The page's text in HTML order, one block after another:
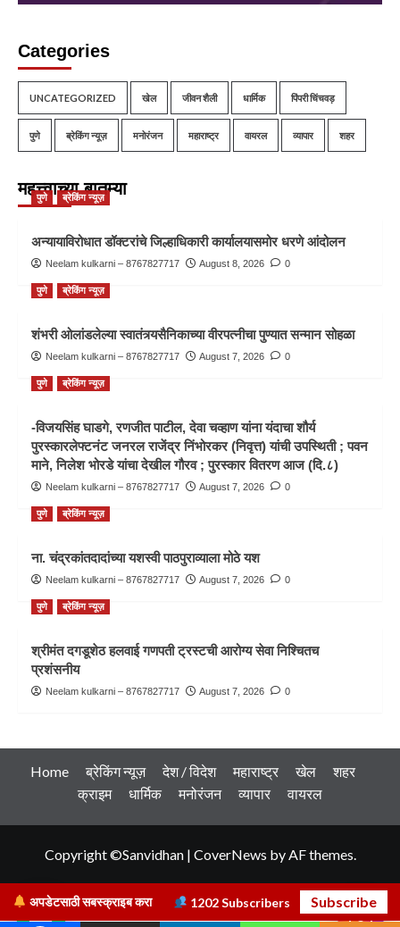
Categories
UNCATEGORIZED खेल जीवन शैली धार्मिक पिंपरी चिंचवड़
पुणे ब्रेकिंग न्यूज़ मनोरंजन महाराष्ट्र वायरल व्यापार शहर
महत्त्वाच्या बातम्या
पुणे ब्रेकिंग न्यूज़
अन्यायाविरोधात डॉक्टरांचे जिल्हाधिकारी कार्यालयासमोर धरणे आंदोलन
Neelam kulkarni – 8767827717 August 8, 2026 0
पुणे ब्रेकिंग न्यूज़
शंभरी ओलांडलेल्या स्वातंत्र्यसैनिकाच्या वीरपत्नीचा पुण्यात सन्मान सोहळा
Neelam kulkarni – 8767827717 August 7, 2026 0
पुणे ब्रेकिंग न्यूज़
-विजयसिंह घाडगे, रणजीत पाटील, देवा चव्हाण यांना यंदाचा शौर्य
पुरस्कारलेफ्टनंट जनरल राजेंद्र निंभोरकर (निवृत्त) यांची उपस्थिती ; पवन
माने, निलेश भोरडे यांचा देखील गौरव ; पुरस्कार वितरण आज (दि.८)
Neelam kulkarni – 8767827717 August 7, 2026 0
पुणे ब्रेकिंग न्यूज़
ना. चंद्रकांतदादांच्या यशस्वी पाठपुराव्याला मोठे यश
Neelam kulkarni – 8767827717 August 7, 2026 0
पुणे ब्रेकिंग न्यूज़
श्रीमंत दगडूशेठ हलवाई गणपती ट्रस्टची आरोग्य सेवा निश्चितच
प्रशंसनीय
Neelam kulkarni – 8767827717 August 7, 2026 0
Home ब्रेकिंग न्यूज़ देश / विदेश महाराष्ट्र खेल
शहर
क्राइम
धार्मिक मनोरंजन व्यापार वायरल
Copyright ©Sanvidhan | CoverNews by AF themes.
अपडेटसाठी सबस्क्राइब करा 1202Subscribers Subscribe